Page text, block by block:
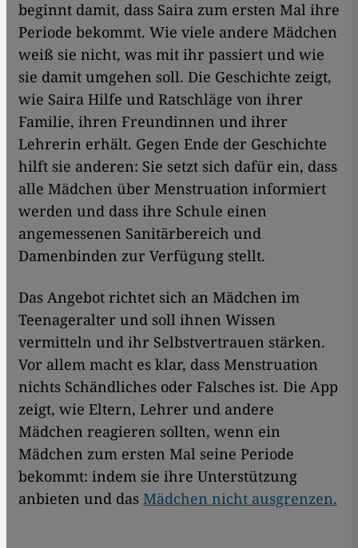
beginnt damit, dass Saira zum ersten Mal ihre
Periode bekommt. Wie viele andere Mädchen
weiß sie nicht, was mit ihr passiert und wie
sie damit umgehen soll. Die Geschichte zeigt,
wie Saira Hilfe und Ratschläge von ihrer
Familie, ihren Freundinnen und ihrer
Lehrerin erhält. Gegen Ende der Geschichte
hilft sie anderen: Sie setzt sich dafür ein, dass
alle Mädchen über Menstruation informiert
werden und dass ihre Schule einen
angemessenen Sanitärbereich und
Damenbinden zur Verfügung stellt.
Das Angebot richtet sich an Mädchen im
Teenageralter und soll ihnen Wissen
vermitteln und ihr Selbstvertrauen stärken.
Vor allem macht es klar, dass Mens­truation
nichts Schändliches oder Falsches ist. Die App
zeigt, wie Eltern, Lehrer und andere
Mädchen reagieren sollten, wenn ein
Mädchen zum ersten Mal seine Periode
bekommt: indem sie ihre Unterstützung
anbieten und das Mädchen nicht ausgrenzen.